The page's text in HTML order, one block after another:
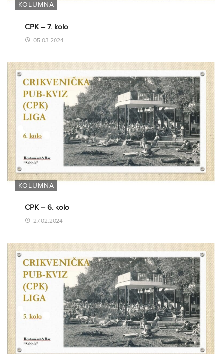
KOLUMNA
CPK – 7. kolo
05.03.2024
KOLUMNA
CPK – 6. kolo
27.02.2024